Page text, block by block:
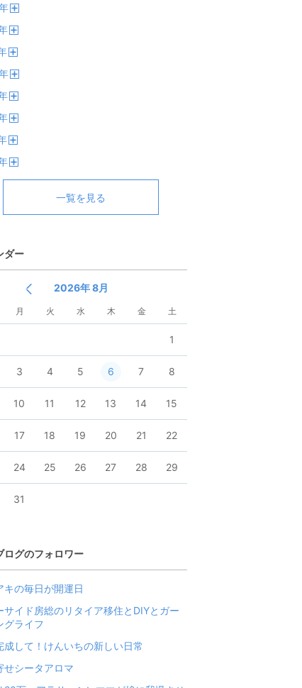
一覧を見る
ダー
2026年 8月
月 火 水 木 金 土
1
3 4 5 6 7 8
10 11 12 13 14 15
17 18 19 20 21 22
24 25 26 27 28 29
31
ログのフォロワー
キの毎日が開運日
サイド房総のリタイア移住とDIYとガー
グライフ
成して！けんいちの新しい日常
せシータアロマ